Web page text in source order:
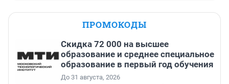
ПРОМОКОДЫ
Скидка 72 000 на высшее
образование и среднее специальное
образование в первый год обучения
До 31 августа, 2026